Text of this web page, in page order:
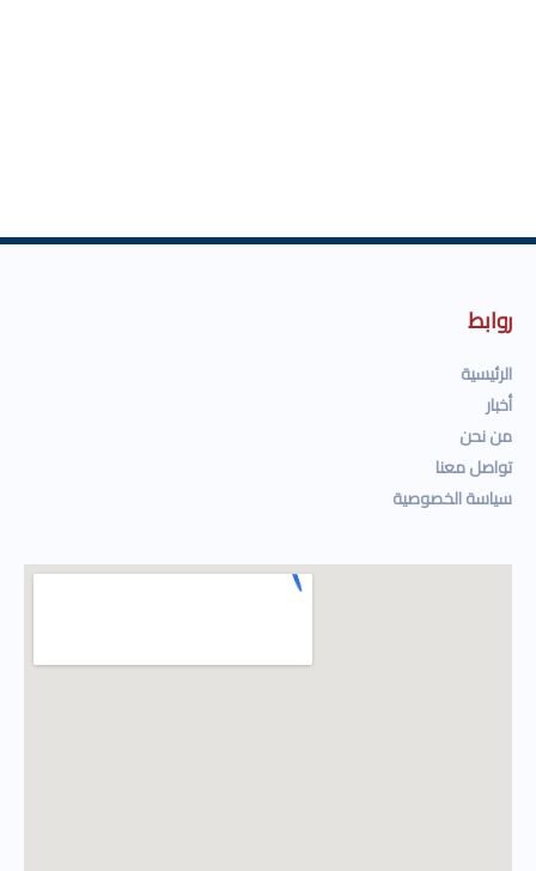
روابط
الرئيسية
أخبار
من نحن
تواصل معنا
سياسة الخصوصية